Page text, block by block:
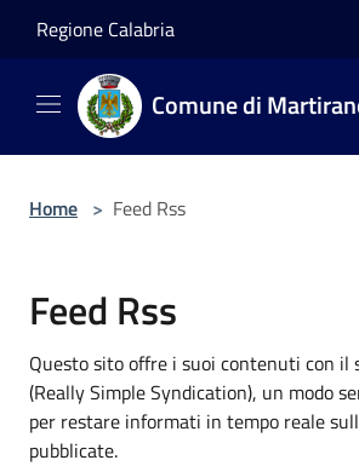
Regione Calabria
Comune di
Home > Feed Rss
Feed Rss
Questo sito offre i suoi contenuti con il
(Really Simple Syndication), un modo
per restare informati in tempo reale
pubblicate.